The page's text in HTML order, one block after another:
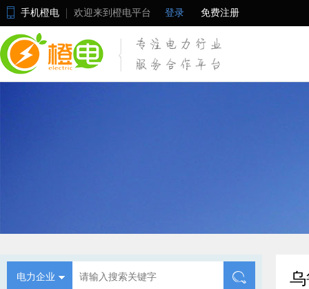
手机橙电 欢迎来到橙电平台 登录 免费注册
电力企业